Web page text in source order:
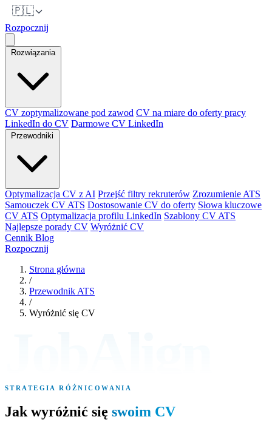
🇵🇱
Rozpocznij
Rozwiązania
CV zoptymalizowane pod zawod CV na miare do oferty pracy
LinkedIn do CV Darmowe CV LinkedIn
Optymalizacja CV z AI Przejść filtry rekruterów Zrozumienie ATS
Samouczek CV ATS Dostosowanie CV do oferty Słowa kluczowe
CV ATS Optymalizacja profilu LinkedIn Szablony CV ATS
Najlepsze porady CV Wyróżnić CV
Cennik Blog
Rozpocznij
Strona główna
/
Przewodnik ATS
/
Wyróżnić się CV
STRATEGIA RÓŻNICOWANIA
Jak wyróżnić się swoim CV